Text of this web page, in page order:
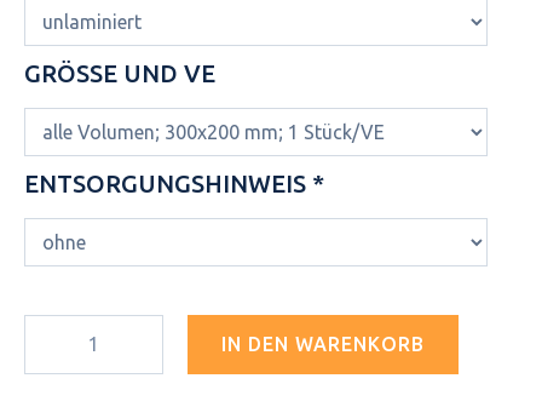
GRÖSSE UND VE
ENTSORGUNGSHINWEIS *
IN DEN WARENKORB